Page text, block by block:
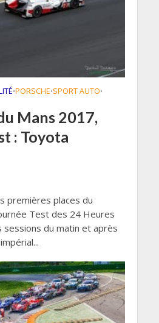
•PORSCHE•SPORT AUTO•
Mans 2017,
: Toyota
premières places du
Test des 24 Heures
sessions du matin et après